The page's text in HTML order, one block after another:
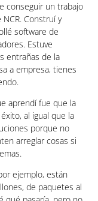
conseguir un trabajo
Construí y
software de
Estuve
entrañas de la
a empresa, tienes
aprendí fue que la
al igual que la
porque no
arreglar cosas si
ejemplo, están
de paquetes al